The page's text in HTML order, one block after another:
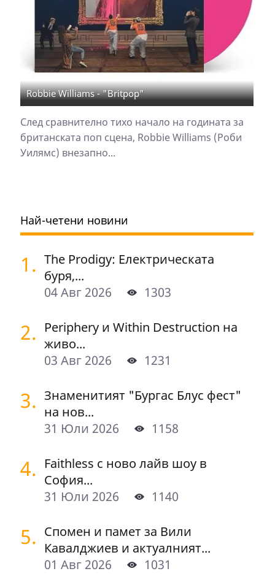
Robbie Williams - "Britpop"
След сравнително тихо начало на годината за
британската поп сцена, Robbie Williams (Роби
Уилямс) внезапно...
Най-четени новини
1. The Prodigy: Електрическата
буря,...
04 Авг 2026
1303
2. Periphery и Within Destruction на
живо...
03 Авг 2026
1231
3. Знаменитият "Бургас Блус фест"
на нов...
31 Юли 2026
1158
4. Faithless с ново лайв шоу в
София...
31 Юли 2026
1140
5. Спомен и памет за Вили
Кавалджиев и актуалният...
01 Авг 2026
1031